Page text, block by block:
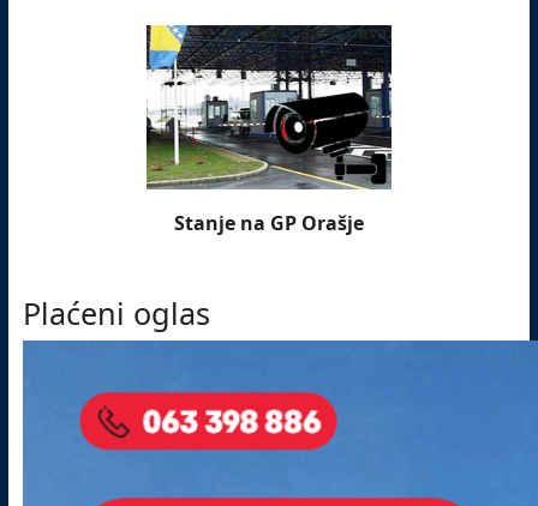
Stanje na GP Orašje
Plaćeni oglas